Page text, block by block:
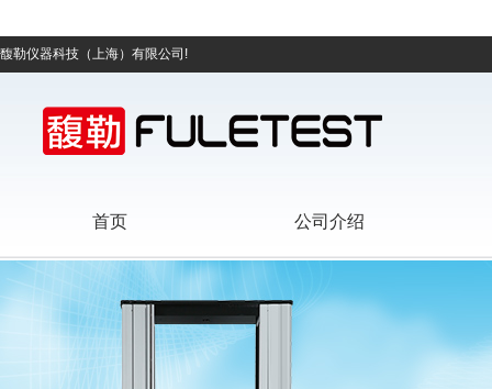
馥勒仪器科技（上海）有限公司!
首页 公司介绍